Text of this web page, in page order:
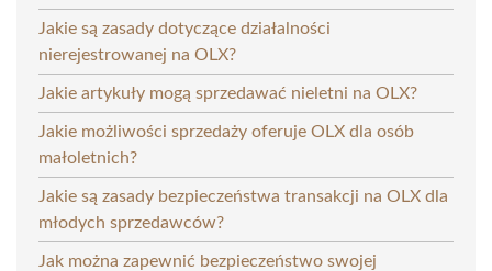
Jakie są zasady dotyczące działalności
nierejestrowanej na OLX?
Jakie artykuły mogą sprzedawać nieletni na OLX?
Jakie możliwości sprzedaży oferuje OLX dla osób
małoletnich?
Jakie są zasady bezpieczeństwa transakcji na OLX dla
młodych sprzedawców?
Jak można zapewnić bezpieczeństwo swojej